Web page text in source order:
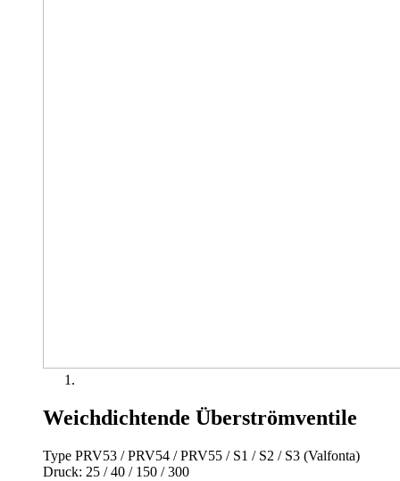
Weichdichtende Überströmventile
Type PRV53 / PRV54 / PRV55 / S1 / S2 / S3 (Valfonta)
Druck: 25 / 40 / 150 / 300